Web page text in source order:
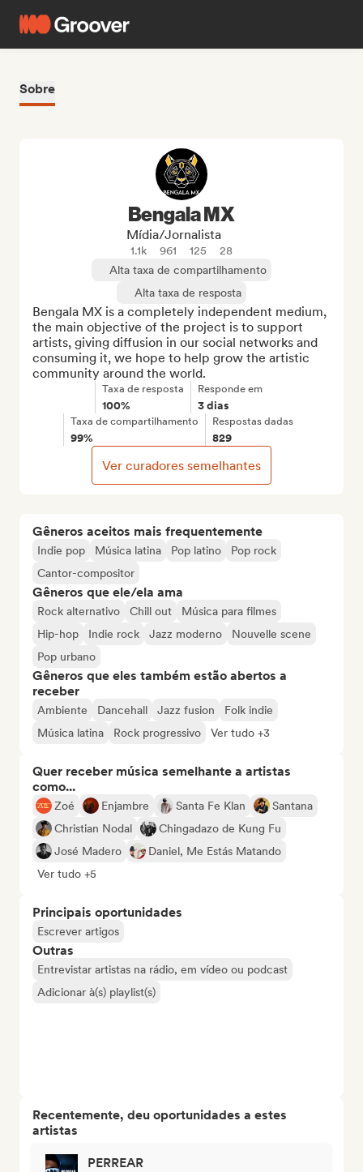
Sobre
Gêneros aceitos mais frequentemente
Indie pop Música latina Pop latino
Pop rock
Cantor-compositor
Gêneros que ele/ela ama
Rock alternativo Chill out
Música para filmes
Hip-hop
Indie rock Jazz moderno
Nouvelle scene
Pop urbano
Gêneros que eles também estão abertos a
receber
Ambiente Dancehall Jazz fusion
Folk indie
Música latina
Rock progressivo Ver tudo +3
Quer receber música semelhante a artistas
como...
Zoé Enjambre Santa Fe Klan
Santana
Christian Nodal
Chingadazo de Kung Fu
José Madero
Daniel, Me Estás Matando
Ver tudo +5
Principais oportunidades
Escrever artigos
Outras
Entrevistar artistas na rádio, em vídeo ou podcast
Adicionar à(s) playlist(s)
Recentemente, deu oportunidades a estes
artistas
PERREAR
Bengala MX
Mídia/Jornalista
1.1k 961 125
28
Alta taxa de compartilhamento
Alta taxa de resposta
Bengala MX is a completely independent medium,
the main objective of the project is to support
artists, giving diffusion in our social networks and
consuming it, we hope to help grow the artistic
community around the world.
Taxa de resposta
100%
Responde em
3 dias
Taxa de compartilhamento
99%
Respostas dadas
829
Ver curadores semelhantes